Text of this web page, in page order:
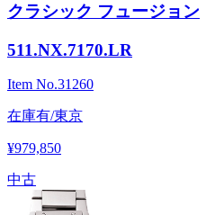
クラシック フュージョン
511.NX.7170.LR
Item No.31260
在庫有/東京
¥979,850
中古